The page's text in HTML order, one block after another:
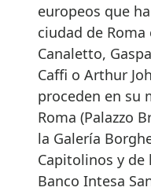
europeos que
ciudad de
Canaletto,
Caffi o Arthur
proceden en su
Roma (Palazzo
la Galería
Capitolinos y de
Banco Intesa